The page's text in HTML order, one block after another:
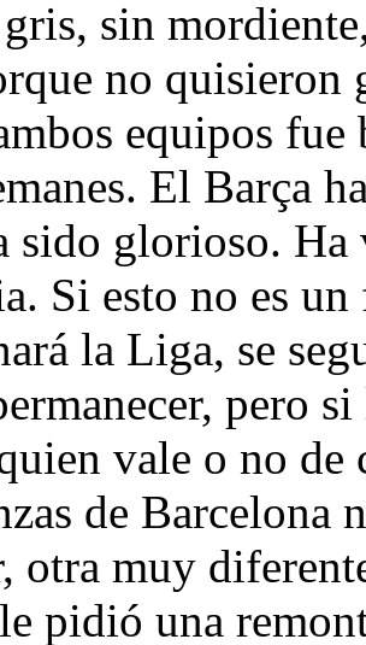
sin
no quisieron
equipos
El Barça
sido glorioso.
Si esto no es
la Liga, se
pero
vale o no de
de Barcelona
otra muy
pidió una